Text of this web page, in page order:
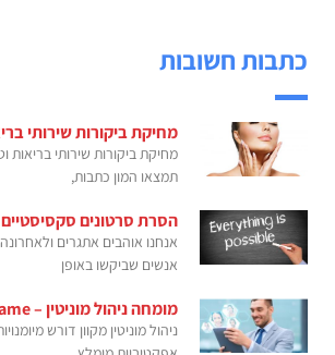
כתבות חשובות
מחיקת ביקורות שירותי
מחיקת ביקורות שירותי בריאות
תמצאו המון כתבות,
הסרת סרטונים סקסיסטיים
אנחנו אוהבים אתגרים
אנשים שביקשו באופן
מומחה ניהול מוניטין – google your name
ניהול מוניטין מקוון דורש